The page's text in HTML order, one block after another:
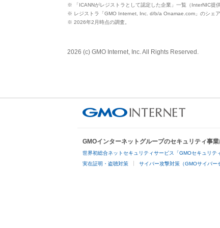
※ 「ICANNがレジストラとして認定した企業」一覧（InterNIC提
※ レジストラ「GMO Internet, Inc. d/b/a Onamae.com」のシェア
※ 2026年2月時点の調査。
2026 (c) GMO Internet, Inc. All Rights Reserved.
GMOインターネットグループのセキュリティ事
世界初総合ネットセキュリティサービス「GMOセキュリテ
実在証明・盗聴対策 サイバー攻撃対策（GMOサイバー